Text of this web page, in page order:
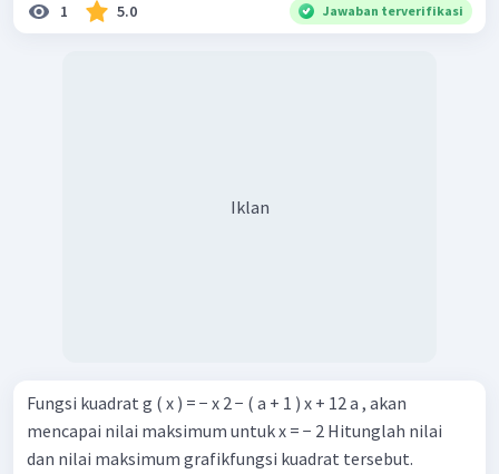
1 5.0 Jawaban terverifikasi
Iklan
Fungsi kuadrat g ( x ) = − x 2 − ( a + 1 ) x + 12 a , akan
mencapai nilai maksimum untuk x = − 2 Hitunglah nilai
dan nilai maksimum grafikfungsi kuadrat tersebut.